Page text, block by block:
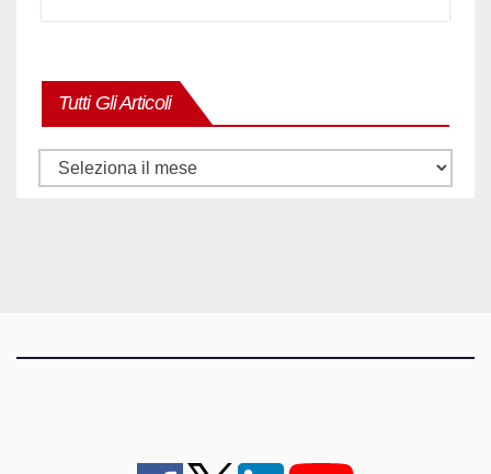
Tutti Gli Articoli
Tutti